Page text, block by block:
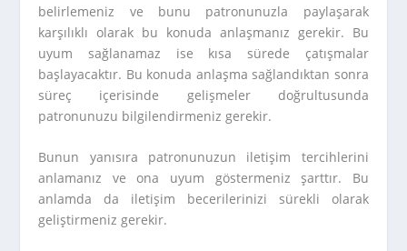
belirlemeniz ve bunu patronunuzla paylaşarak
karşılıklı olarak bu konuda anlaşmanız gerekir. Bu
uyum sağlanamaz ise kısa sürede çatışmalar
başlayacaktır. Bu konuda anlaşma sağlandıktan sonra
süreç içerisinde gelişmeler doğrultusunda
patronunuzu bilgilendirmeniz gerekir.
Bunun yanısıra patronunuzun iletişim tercihlerini
anlamanız ve ona uyum göstermeniz şarttır. Bu
anlamda da iletişim becerilerinizi sürekli olarak
geliştirmeniz gerekir.